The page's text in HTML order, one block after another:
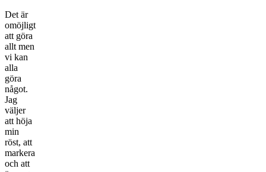
Det är
omöjligt
att göra
allt men
vi kan
alla
göra
något.
Jag
väljer
att höja
min
röst, att
markera
och att